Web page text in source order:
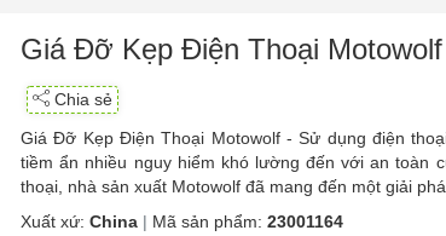
Giá Đỡ Kẹp Điện Thoại Motowolf
Chia sẻ
Giá Đỡ Kẹp Điện Thoại Motowolf - Sử dụng điện
tiềm ẩn nhiều nguy hiểm khó lường đến với an toàn
thoại, nhà sản xuất Motowolf đã mang đến một giải
Xuất xứ:China | Mã sản phẩm:23001164